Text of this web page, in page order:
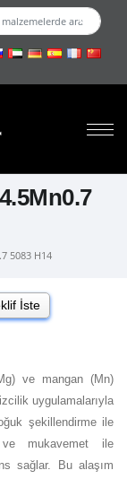
5083 H14
İste
ve mangan (Mn)
uygulamalarıyla
şekillendirme ile
mukavemet ile
sağlar. Bu alaşım